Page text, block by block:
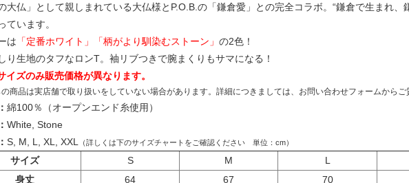
大仏」として親しまれている大仏様とP.O.B.の「鎌倉愛」との完全コラボ。“鎌倉で生まれ
ています。
は 「定番ホワイト」「柄がより馴染むストーン」 の2色！
り生地のタフなロンT。袖リブつきで腕まくりもサマになる！
ズのみ販売価格が異なります。
商品は実店舗で取り扱いをしていない場合があります。詳細につきましては、お問い合わせフォームからご
綿100％（オープンエンド糸使用）
White, Stone
S, M, L, XL, XXL （詳しくは下のサイズチャートをご確認ください 単位：cm）
サイズ S M L
身丈
64 67 70